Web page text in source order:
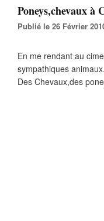
Poneys,chevaux à
Publié le 26 Février
En me rendant au
sympathiques
Des Chevaux,des